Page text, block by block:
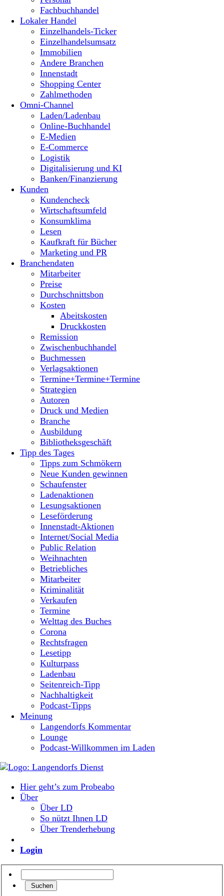
Fachbuchhandel
Lokaler Handel
Einzelhandels-Ticker
Einzelhandelsumsatz
Immobilien
Andere Branchen
Innenstadt
Shopping Center
Zahlmethoden
Omni-Channel
Laden/Ladenbau
Online-Buchhandel
E-Medien
E-Commerce
Logistik
Digitalisierung und KI
Banken/Finanzierung
Kunden
Kundencheck
Wirtschaftsumfeld
Konsumklima
Lesen
Kaufkraft für Bücher
Marketing und PR
Branchendaten
Mitarbeiter
Preise
Durchschnittsbon
Kosten
Abeitskosten
Druckkosten
Remission
Zwischenbuchhandel
Buchmessen
Verlagsaktionen
Termine+Termine+Termine
Strategien
Autoren
Druck und Medien
Branche
Ausbildung
Bibliotheksgeschäft
Tipp des Tages
Tipps zum Schmökern
Neue Kunden gewinnen
Schaufenster
Ladenaktionen
Lesungsaktionen
Leseförderung
Innenstadt-Aktionen
Internet/Social Media
Public Relation
Weihnachten
Betriebliches
Mitarbeiter
Kriminalität
Verkaufen
Termine
Welttag des Buches
Corona
Rechtsfragen
Lesetipp
Kulturpass
Ladenbau
Seitenreich-Tipp
Nachhaltigkeit
Podcast-Tipps
Meinung
Langendorfs Kommentar
Lounge
Podcast-Willkommen im Laden
Hier geht’s zum Probeabo
Über
Über LD
So nützt Ihnen LD
Über Trenderhebung
Login
Suchen